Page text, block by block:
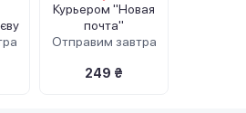
Курьером "Новая
почта"
Отправим завтра
249 ₴